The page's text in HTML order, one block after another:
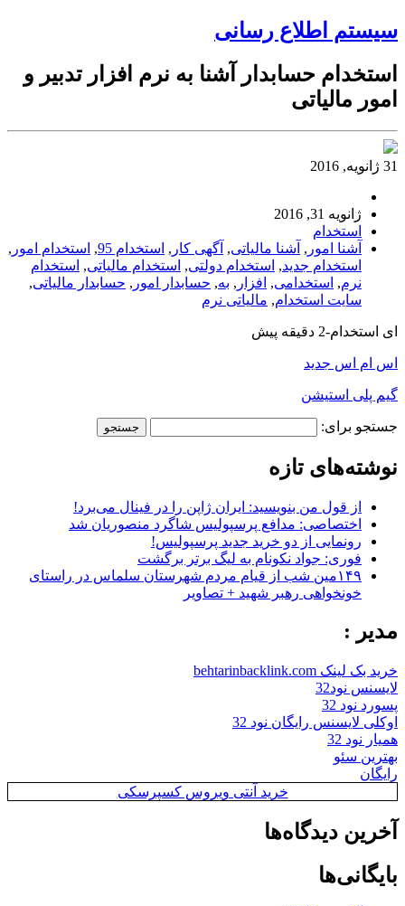
سیستم اطلاع رسانی
استخدام حسابدار آشنا به نرم افزار تدبیر و
امور مالیاتی
31 ژانویه, 2016
ژانویه 31, 2016
استخدام
آشنا امور , آشنا مالیاتی, آگهی کار , استخدام 95 , استخدام امور ,
استخدام جدید, استخدام دولتی, استخدام مالیاتی, استخدام
نرم, استخدامی, افزار , به, حسابدار امور , حسابدار مالیاتی,
سایت استخدام, مالیاتی نرم
ای استخدام-2 دقیقه پیش
اس ام اس جدید
گیم پلی استیشن
جستجو برای:
نوشته‌های تازه
از قول من بنویسید: ایران ژاپن را در فینال می‌برد!
اختصاصی: مدافع پرسپولیس شاگرد منصوریان شد
رونمایی از دو خرید جدید پرسپولیس!
فوری: جواد نکونام به لیگ برتر برگشت
۱۴۹مین شب از قیام مردم شهرستان سلماس در راستای
خونخواهی رهبر شهید + تصاویر
مدیر :
خرید بک لینک behtarinbacklink.com
لایسنس نود32
پسورد نود 32
اوکلی لایسنس رایگان نود 32
همیار نود 32
بهترین سئو
رایگان
خرید آنتی ویروس کسپرسکی
آخرین دیدگاه‌ها
بایگانی‌ها